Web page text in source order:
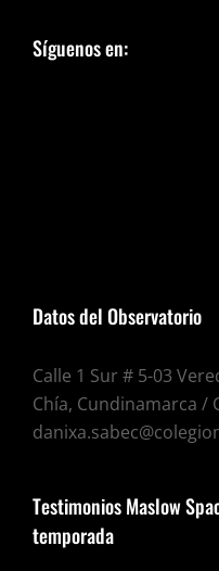
Síguenos en:
Datos del Observatorio
Calle 1 Sur # 5-03
Chía, Cundinamarca /
Testimonios Maslow
temporada